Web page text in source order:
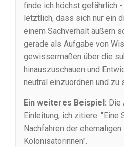
finde ich höchst gefährlich
letztlich, dass sich nur ein
einem Sachverhalt äußern
gerade als Aufgabe von
gewissermaßen über die
hinauszuschauen und
neutral einzuordnen und zu
Ein weiteres Beispiel: Die
Einleitung, ich zitiere: "Eine
Nachfahren der
Kolonisatorinnen".